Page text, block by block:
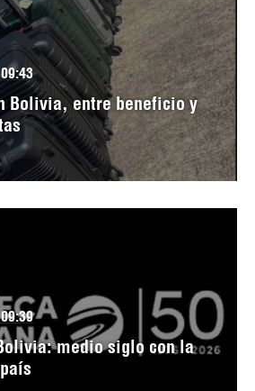
Bolivia, entre beneficio y
medio siglo con la